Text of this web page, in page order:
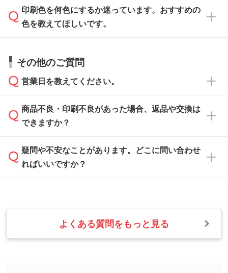
方」をご確認ください。
ムへ添付いただくか、担当スタッフ宛にメール
でお送りください。
い合わせください。
なお、印刷用データの作り方に関する詳細は、
データ作成でお困りの際には、担当スタッフが
サポートいたしますのでお気軽にご相談くださ
から添付してお送りください。
・解像度の低いデータをトレース/調整してほ
しい
解像度の低い画像や、手書きのイラスト、写真
などを、印刷に適したベクターデータに変換し
・フルカラーデータを1色に変換してほしい
・1色印刷でグラデーションや濃淡を表現した
い
印刷色を何色にするか迷っています。おすすめの
色を教えてほしいです。
相談いただきますと、担当スタッフがお客様の
ご希望や商品の本体色を確認し、印刷色をご提
本体色がブラック、ネイビーなど濃色の場合は
白色か淡い色の印刷色をおすすめしておりま
す。
本体色がナチュラルなど淡色の場合、印刷をく
っきりと目立たせたいときは濃い印刷色が、柔
らかい雰囲気にしたいときは淡い印刷色が映え
また、お選びいただいた印刷色が本体色に合わ
ない場合や仕上がりに影響しそうな場合は、ス
タッフから別の色をご案内することもございま
その他のご質問
営業日を教えてください。
営業日は平日の10:00～18:00で、土日祝日はお
休みとなります。注文・見積・お問い合わせ
速やかに対応いたします。
商品不良・印刷不良があった場合、返品や交換は
できますか？
お手数をお掛けいたしますが、至急担当スタッ
フまでご連絡ください。商品の状況を確認し、
・お届け時に商品が損傷・故障している場合
・ご注文と異なる商品が届いた場合
・印刷不良があった場合
疑問や不安なことがあります。どこに問い合わせ
ればいいですか？
業日以内に担当スタッフよりメールにてご連絡
いたします。
お急ぎの場合はお電話でのご質問も受け付けて
よくある質問をもっと見る